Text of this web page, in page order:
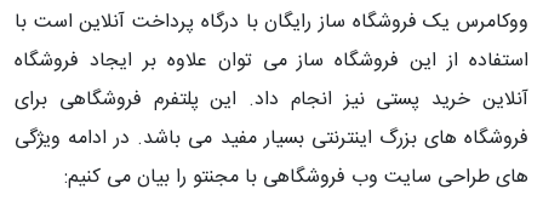
ووکامرس یک فروشگاه ساز رایگان با درگاه پرداخت آنلاین است با
استفاده از این فروشگاه ساز می توان علاوه بر ایجاد فروشگاه
آنلاین خرید پستی نیز انجام داد. این پلتفرم فروشگاهی برای
فروشگاه های بزرگ اینترنتی بسیار مفید می باشد. در ادامه ویژگی
های طراحی سایت وب فروشگاهی با مجنتو را بیان می کنیم: